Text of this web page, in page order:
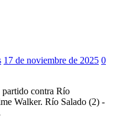
17 de noviembre de 2025 0
contra Río
Walker. Río Salado (2) -